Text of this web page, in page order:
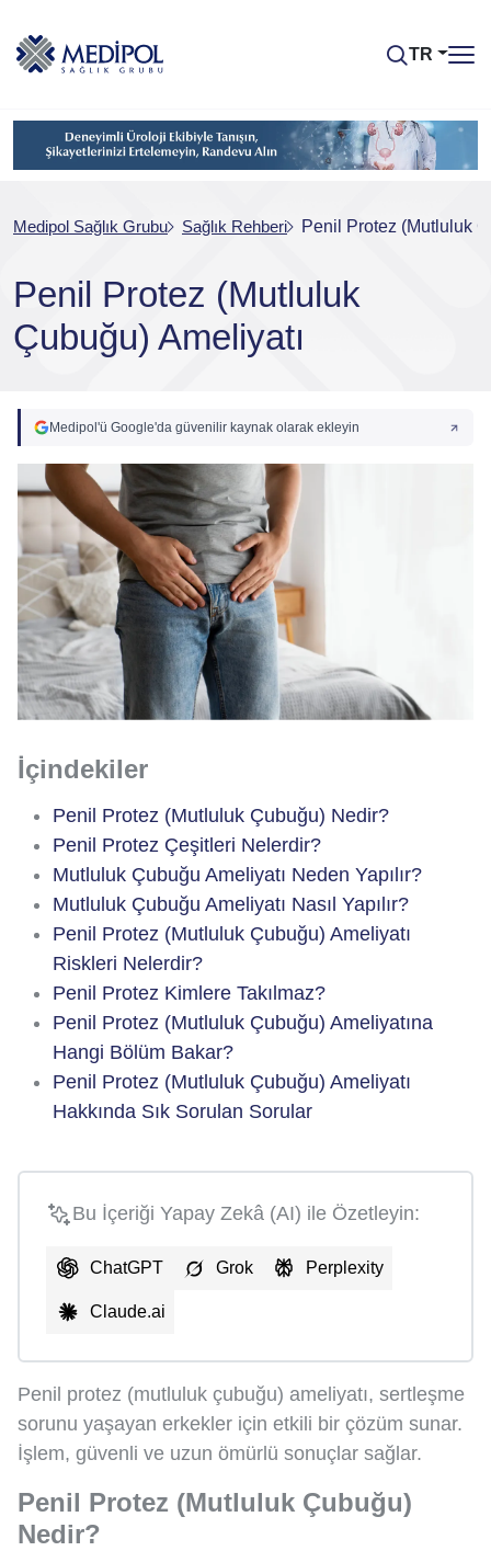
TR
Medipol Sağlık Grubu Sağlık Rehberi Penil Protez (Mutluluk
Penil Protez (Mutluluk
Çubuğu) Ameliyatı
Medipol'ü Google'da güvenilir kaynak olarak ekleyin
İçindekiler
Penil Protez (Mutluluk Çubuğu) Nedir?
Penil Protez Çeşitleri Nelerdir?
Mutluluk Çubuğu Ameliyatı Neden Yapılır?
Mutluluk Çubuğu Ameliyatı Nasıl Yapılır?
Penil Protez (Mutluluk Çubuğu) Ameliyatı
Riskleri Nelerdir?
Penil Protez Kimlere Takılmaz?
Penil Protez (Mutluluk Çubuğu) Ameliyatına
Hangi Bölüm Bakar?
Penil Protez (Mutluluk Çubuğu) Ameliyatı
Hakkında Sık Sorulan Sorular
Bu İçeriği Yapay Zekâ (AI) ile Özetleyin:
ChatGPT Grok Perplexity
Claude.ai
Penil protez (mutluluk çubuğu) ameliyatı, sertleşme
sorunu yaşayan erkekler için etkili bir çözüm sunar.
İşlem, güvenli ve uzun ömürlü sonuçlar sağlar.
Penil Protez (Mutluluk Çubuğu)
Nedir?